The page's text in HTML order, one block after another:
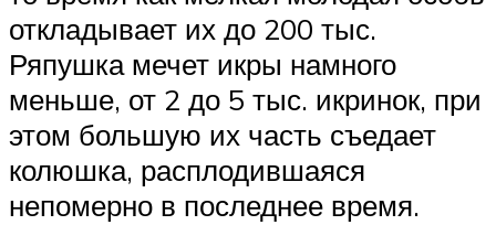
откладывает их до 200 тыс.
Ряпушка мечет икры намного
меньше, от 2 до 5 тыс. икринок, при
этом большую их часть съедает
колюшка, расплодившаяся
непомерно в последнее время.